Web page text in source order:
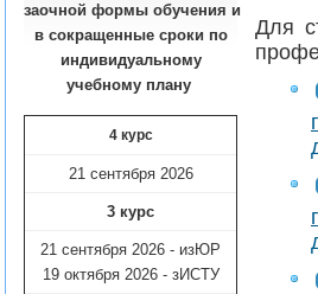
заочной формы обучения и
в сокращенные сроки по
индивидуальному
учебному плану​
4 курс
21 сентября 2026
3 курс
21 сентября 2026 - изЮР
19 октября 2026 - зИСТУ
Для